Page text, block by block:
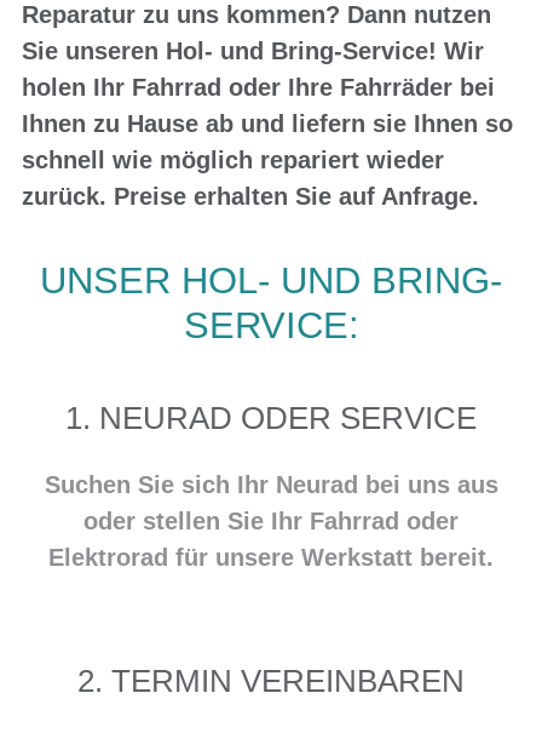
Reparatur zu uns kommen? Dann nutzen
Sie unseren Hol- und Bring-Service! Wir
holen Ihr Fahrrad oder Ihre Fahrräder bei
Ihnen zu Hause ab und liefern sie Ihnen so
schnell wie möglich repariert wieder
zurück. Preise erhalten Sie auf Anfrage.
UNSER HOL- UND BRING-
SERVICE:
1. NEURAD ODER SERVICE
Suchen Sie sich Ihr Neurad bei uns aus
oder stellen Sie Ihr Fahrrad oder
Elektrorad für unsere Werkstatt bereit.
2. TERMIN VEREINBAREN